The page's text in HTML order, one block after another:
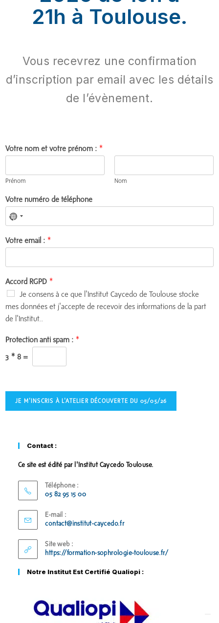
21h à Toulouse.
Vous recevrez une confirmation
d’inscription par email avec les détails
de l’évènement.
Votre nom et votre prénom : *
Prénom Nom
Votre numéro de téléphone
Votre email : *
Accord RGPD *
Je consens à ce que l'Institut Caycedo de Toulouse stocke
mes données et j'accepte de recevoir des informations de la part
de l'Institut..
Protection anti spam : *
3 * 8 =
JE M'INSCRIS À L'ATELIER DÉCOUVERTE DU 05/05/26
Contact :
Ce site est édité par l'Institut Caycedo Toulouse.
Téléphone :
05 82 95 15 00
E-mail :
contact@institut-caycedo.fr
Site web :
https://formation-sophrologie-toulouse.fr/
Notre Institut Est Certifié Qualiopi :